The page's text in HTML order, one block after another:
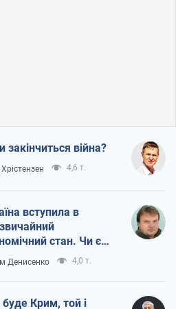
закінчиться війна?
4,6 т.
вступила в
стан. Чи є
вкінці тунелю?
Денисенко 4,0 т.
Крим, той і